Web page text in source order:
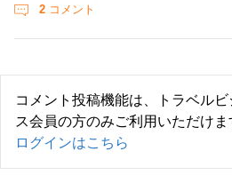
2 コメント
コメント投稿機能は、トラベル
ス会員の方のみご利用いただけま
ログインはこちら